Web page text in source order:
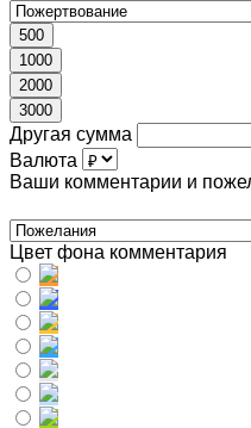
500
1000
2000
3000
Другая сумма
Валюта
Ваши комментарии и
Цвет фона комментария